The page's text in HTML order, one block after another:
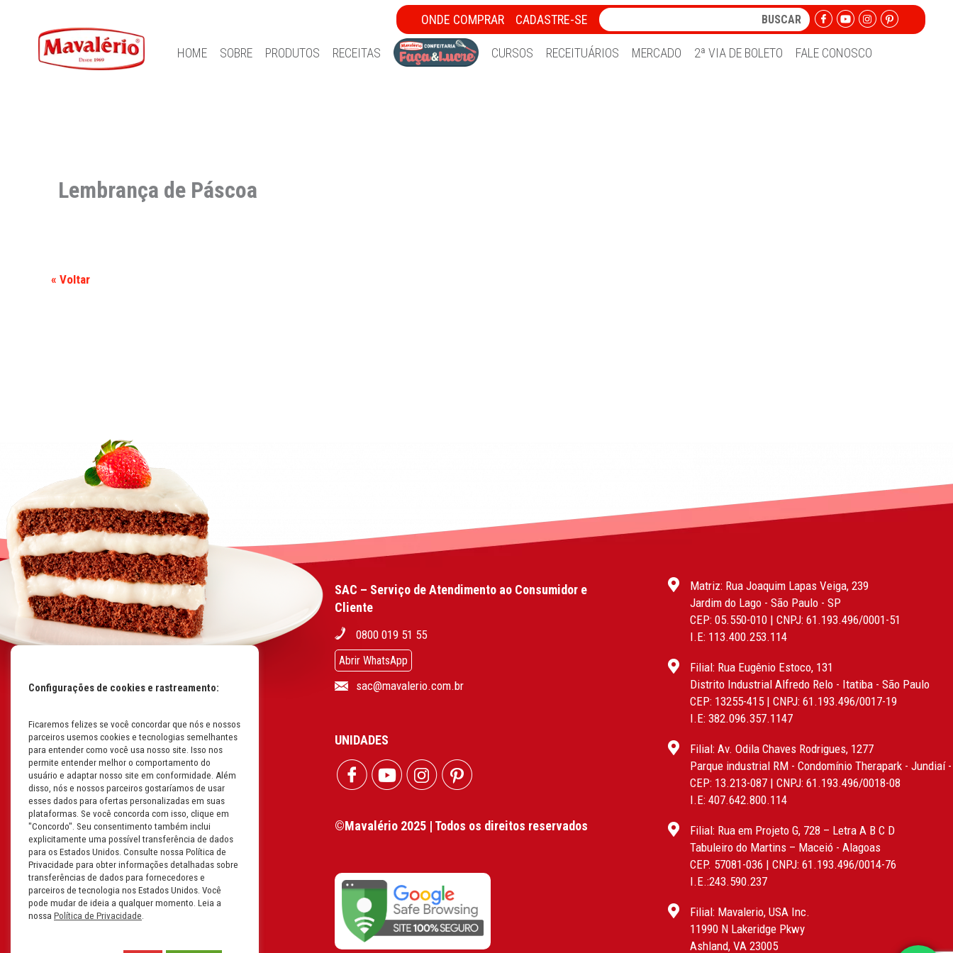
ONDE COMPRAR CADASTRE-SE
HOME SOBRE PRODUTOS RECEITAS CURSOS RECEITUÁRIOS MERCADO 2ª VIA DE BOLETO FALE CONOSCO
Lembrança de Páscoa
« Voltar
Mapa do Site
Políticas da Empresa
Perguntas Frequentes
Código de Conduta
Política de Privacidade na
Íntegra
Carreiras
Compliance
Fale Conosco
SAC – Serviço de Atendimento ao Consumidor e
Cliente
0800 019 51 55
Abrir WhatsApp
sac@mavalerio.com.br
UNIDADES
©Mavalério 2025 | Todos os direitos reservados
Matriz: Rua Joaquim Lapas Veiga, 239
Jardim do Lago - São Paulo - SP
CEP: 05.550-010 | CNPJ: 61.193.496/0001-51
I.E: 113.400.253.114
Filial: Rua Eugênio Estoco, 131
Distrito Industrial Alfredo Relo - Itatiba - São Paulo
CEP: 13255-415 | CNPJ: 61.193.496/0017-19
I.E: 382.096.357.1147
Filial: Av. Odila Chaves Rodrigues, 1277
Parque industrial RM - Condomínio Therapark - Jundiaí
CEP: 13.213-087 | CNPJ: 61.193.496/0018-08
I.E: 407.642.800.114
Filial: Rua em Projeto G, 728 – Letra A B C D
Tabuleiro do Martins – Maceió - Alagoas
CEP. 57081-036 | CNPJ: 61.193.496/0014-76
I.E.:243.590.237
Filial: Mavalerio, USA Inc.
11990 N Lakeridge Pkwy
Ashland, VA 23005
Configurações de cookies e rastreamento:
Ficaremos felizes se você concordar que nós e nossos
parceiros usemos cookies e tecnologias semelhantes
para entender como você usa nosso site. Isso nos
permite entender melhor o comportamento do
usuário e adaptar nosso site em conformidade. Além
disso, nós e nossos parceiros gostaríamos de usar
esses dados para ofertas personalizadas em suas
plataformas. Se você concorda com isso, clique em
"Concordo". Seu consentimento também inclui
explicitamente uma possível transferência de dados
para os Estados Unidos. Consulte nossa Política de
Privacidade para obter informações detalhadas sobre
transferências de dados para fornecedores e
parceiros de tecnologia nos Estados Unidos. Você
pode mudar de ideia a qualquer momento. Leia a
nossa Política de Privacidade.